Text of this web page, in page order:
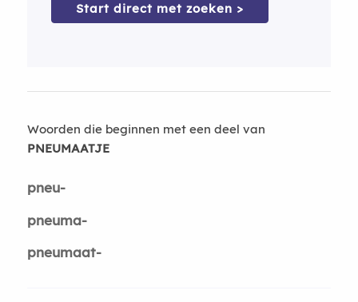
Start direct met zoeken >
Woorden die beginnen met een deel van
PNEUMAATJE
pneu-
pneuma-
pneumaat-